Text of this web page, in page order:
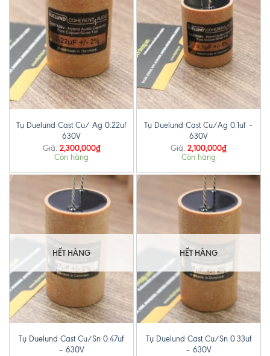
Tụ Duelund Cast Cu/ Ag 0.22uf
630V
Giá: 2,300,000₫
Còn hàng
Tụ Duelund Cast Cu/Ag 0.1uf –
630V
Giá: 2,100,000₫
Còn hàng
HẾT HÀNG
Tụ Duelund Cast Cu/Sn 0.47uf
– 630V
HẾT HÀNG
Tụ Duelund Cast Cu/Sn 0.33uf
– 630V